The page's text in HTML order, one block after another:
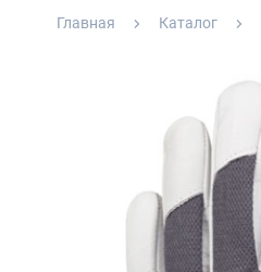
Главная Каталог